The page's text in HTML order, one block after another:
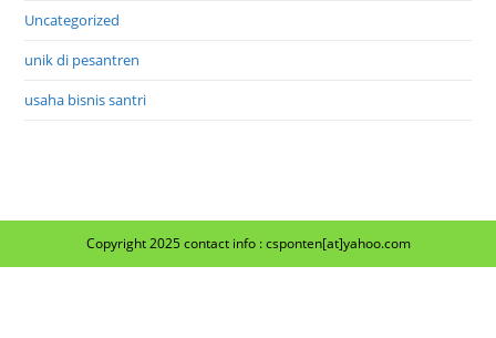
Uncategorized
unik di pesantren
usaha bisnis santri
Copyright 2025 contact info : csponten[at]yahoo.com